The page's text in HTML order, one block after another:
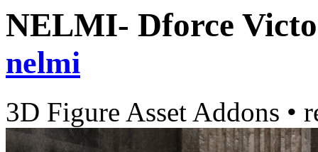
NELMI- Dforce
nelmi
3D Figure Asset Addons •